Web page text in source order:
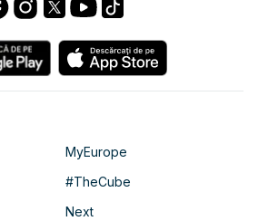
MyEurope
#TheCube
Next